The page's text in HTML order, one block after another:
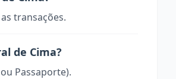
transações.
de Cima?
Passaporte).